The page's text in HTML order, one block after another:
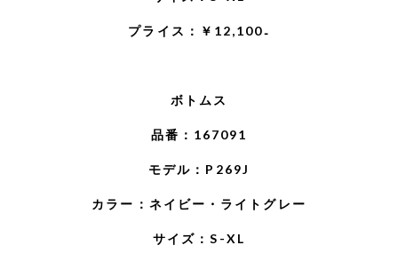
プライス：￥12,100₋
ボトムス
品番：167091
モデル：P269J
カラー：ネイビー・ライトグレー
サイズ：S-XL